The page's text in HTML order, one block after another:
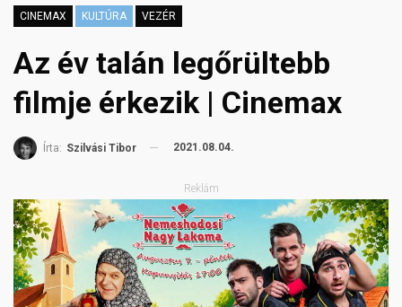
CINEMAX KULTÚRA VEZÉR
Az év talán legőrültebb
filmje érkezik | Cinemax
Írta: Szilvási Tibor 2021.08.04.
Reklám